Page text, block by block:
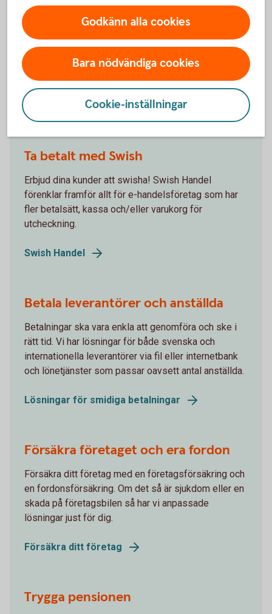
Ta betalt av dina kunder
Med Swedbank Pays plattform för butik och e-
handel får du allt du behöver för att på ett smidigt
sätt kunna ta betalt av dina kunder – var de än
befinner sig.
Ta betalt i butik och online
Ta betalt med Swish
Erbjud dina kunder att swisha! Swish Handel
förenklar framför allt för e-handelsföretag som har
fler betalsätt, kassa och/eller varukorg för
utcheckning.
Swish Handel
Betala leverantörer och anställda
Betalningar ska vara enkla att genomföra och ske i
rätt tid. Vi har lösningar för både svenska och
internationella leverantörer via fil eller internetbank
och lönetjänster som passar oavsett antal anställda.
Lösningar för smidiga betalningar
Försäkra företaget och era fordon
Försäkra ditt företag med en företagsförsäkring och
en fordonsförsäkring. Om det så är sjukdom eller en
skada på företagsbilen så har vi anpassade
lösningar just för dig.
Försäkra ditt företag
Trygga pensionen
Godkänn alla cookies
Bara nödvändiga cookies
Cookie-inställningar